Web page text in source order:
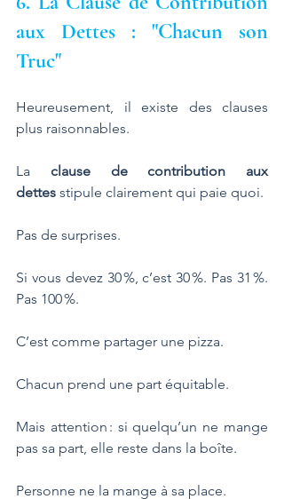
aux Dettes : "Chacun son
Truc"
Heureusement, il existe des clauses
plus raisonnables.
La clause de contribution aux
dettes stipule clairement qui paie quoi.
Pas de surprises.
Si vous devez 30 %, c’est 30 %. Pas 31 %.
Pas 100 %.
C’est comme partager une pizza.
Chacun prend une part équitable.
Mais attention : si quelqu’un ne mange
pas sa part, elle reste dans la boîte.
Personne ne la mange à sa place.